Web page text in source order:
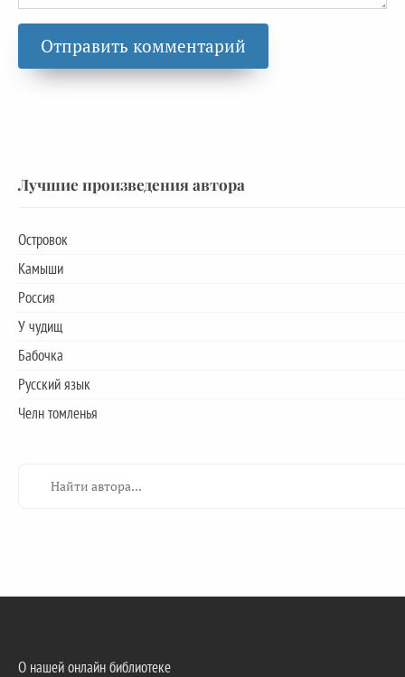
Лучшие произведения автора
Островок
Камыши
Россия
У чудищ
Бабочка
Русский язык
Челн томленья
О нашей онлайн библиотеке